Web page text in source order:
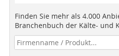
Finden Sie mehr als 4.000
Branchenbuch der Kälte- und